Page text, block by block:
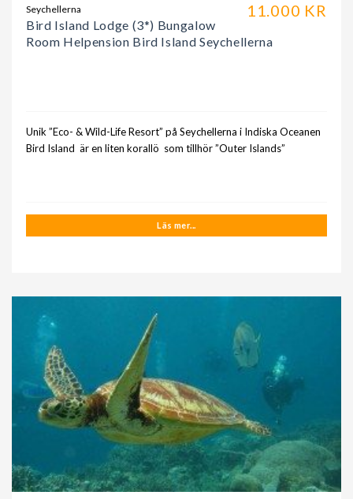
11.000 KR
Seychellerna
Bird Island Lodge (3*) Bungalow
Room Helpension Bird Island Seychellerna
Unik ”Eco- & Wild-Life Resort” på Seychellerna i Indiska Oceanen
Bird Island är en liten korallö som tillhör ”Outer Islands”
Läs mer...